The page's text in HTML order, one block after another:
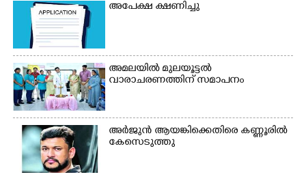
അപേക്ഷ ക്ഷണിച്ചു
അമലയിൽ മുലയൂട്ടൽ
വാരാചരണത്തിന് സമാപനം
അർജുൻ ആയങ്കിക്കെതിരെ കണ്ണൂരിൽ
കേസെടുത്തു